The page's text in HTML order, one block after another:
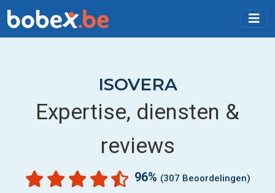
ISOVERA
Expertise, diensten &
reviews
96% (307 Beoordelingen)